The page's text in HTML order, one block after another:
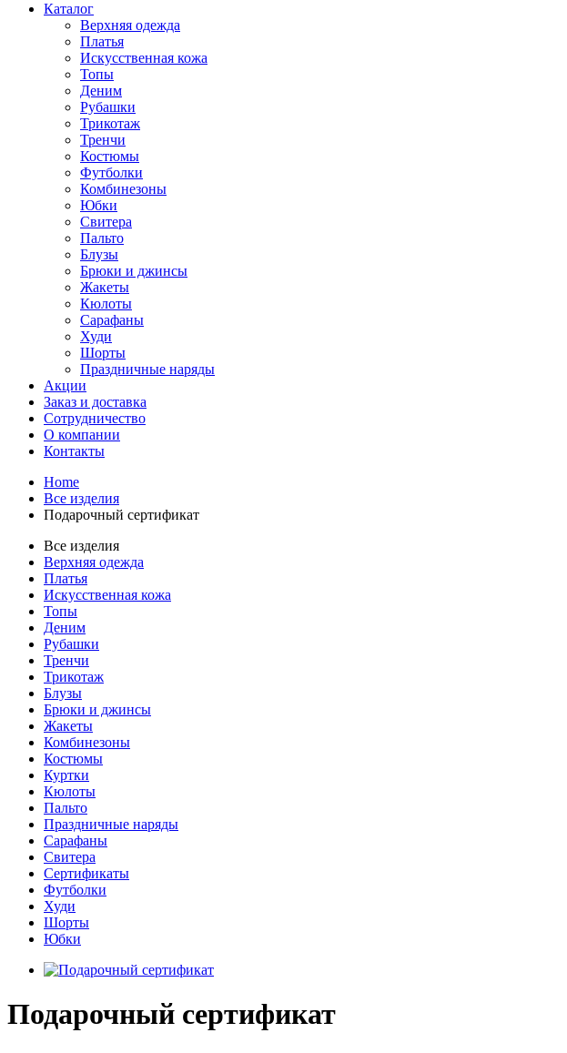
Каталог
Верхняя одежда
Платья
Искусственная кожа
Топы
Деним
Рубашки
Трикотаж
Тренчи
Костюмы
Футболки
Комбинезоны
Юбки
Свитера
Пальто
Блузы
Брюки и джинсы
Жакеты
Кюлоты
Сарафаны
Худи
Шорты
Праздничные наряды
Акции
Заказ и доставка
Сотрудничество
О компании
Контакты
Home
Все изделия
Подарочный сертификат
Все изделия
Верхняя одежда
Платья
Искусственная кожа
Топы
Деним
Рубашки
Тренчи
Трикотаж
Блузы
Брюки и джинсы
Жакеты
Комбинезоны
Костюмы
Куртки
Кюлоты
Пальто
Праздничные наряды
Сарафаны
Свитера
Сертификаты
Футболки
Худи
Шорты
Юбки
Подарочный сертификат